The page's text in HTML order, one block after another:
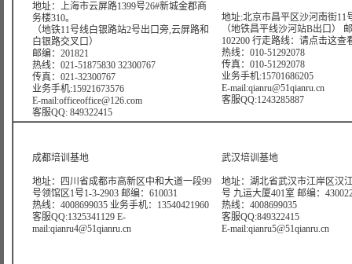
地址：上海市云屏路1399号26#新城金郡商
务楼310。
（地铁11号线白银路站2号出口旁,云屏路和
白银路交叉口）
邮编：201821
热线：021-51875830 32300767
传真：021-32300767
业务手机:15921673576
E-mail:officeoffice@126.com
客服QQ: 849322415
地址:北京市昌平区沙河南街11
（地铁昌平线沙河站B出口）
102200 行走路线： 请点击这查
热线：010-51292078
传真：010-51292078
业务手机:15701686205
E-mail:qianru@51qianru.cn
客服QQ:1243285887
成都培训基地
地址：四川省成都市高新区中和大道一段99
号领馆区1号1-3-2903 邮编：610031
热线：4008699035 业务手机：13540421960
客服QQ:1325341129 E-
mail:qianru4@51qianru.cn
武汉培训基地
地址：湖北省武汉市江岸区汉
号 九运大厦401室 邮编：
热线：4008699035
客服QQ:849322415
E-mail:qianru5@51qianru.cn